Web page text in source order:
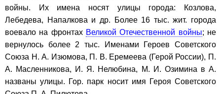
войны. Их имена носят улицы города: Козлова,
Лебедева, Напалкова и др. Более 16 тыс. жит. города
воевало на фронтах Великой Отечественной войны; не
вернулось более 2 тыс. Именами Героев Советского
Союза Н. А. Изюмова, П. В. Еремеева (Герой России), П.
А. Масленникова, И. Я. Нелюбина, М. И. Озимина в А.
названы улицы. Гор. парк носит имя Героя Советского